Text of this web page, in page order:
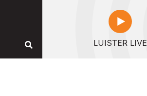
LUISTER LIVE